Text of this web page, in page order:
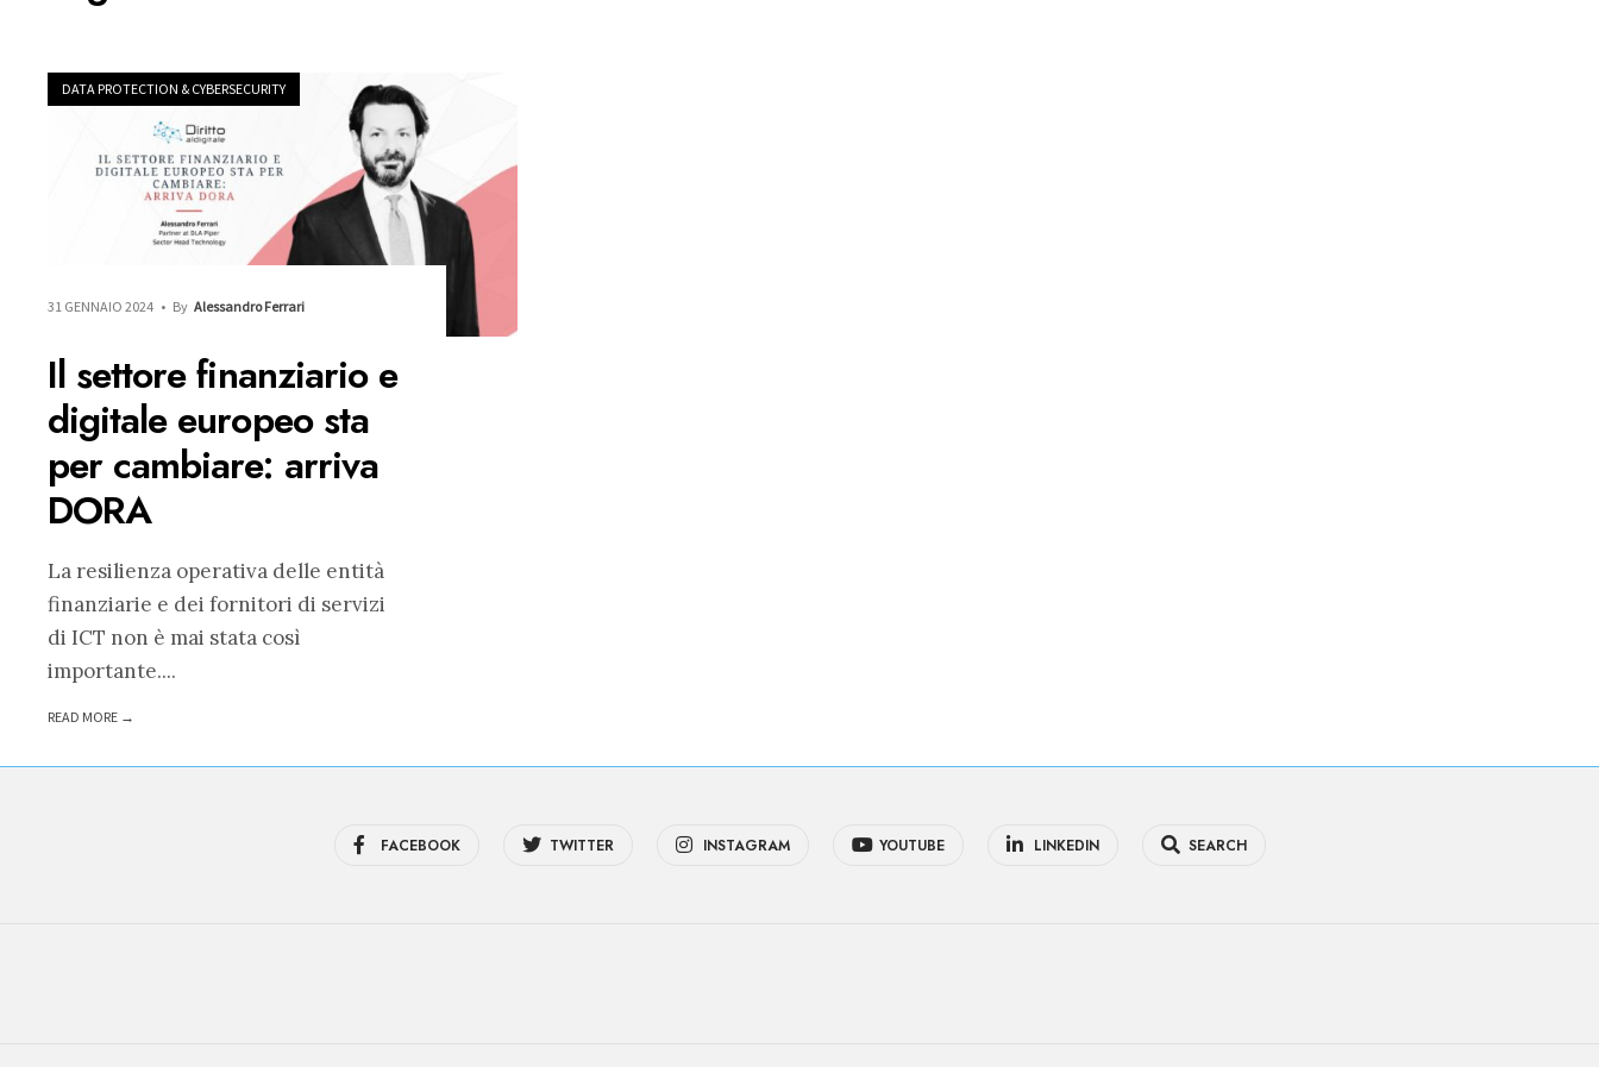
DATA PROTECTION & CYBERSECURITY
31 GENNAIO 2024 • By Alessandro Ferrari
Il settore finanziario e
digitale europeo sta
per cambiare: arriva
DORA
La resilienza operativa delle entità
finanziarie e dei fornitori di servizi
di ICT non è mai stata così
importante....
READ MORE →
FACEBOOK TWITTER INSTAGRAM YOUTUBE LINKEDIN SEARCH